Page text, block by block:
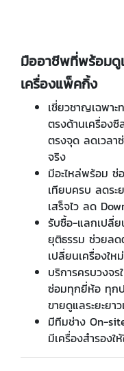
มืออาชีพที่พร้อมดู
เครื่องแพ็คกิ้ง
เชี่ยวชาญเฉพา
ตรงด้านเครื่อง
ตรงจุด ลดเวลา
จริง
มีอะไหล่พร้อม ซ่
เทียบครบ ลดระ
เสร็จไว ลด
รับซื้อ-แลกเปลี่ย
ยุติธรรม ช่วยลด
เปลี่ยนเครื่องใ
บริการครบวงจร
ซ่อมทุกยี่ห้อ ทุกป
ขายดูแลระยะยา
มีทีมช่าง On-
มีเครื่องสำรองใ